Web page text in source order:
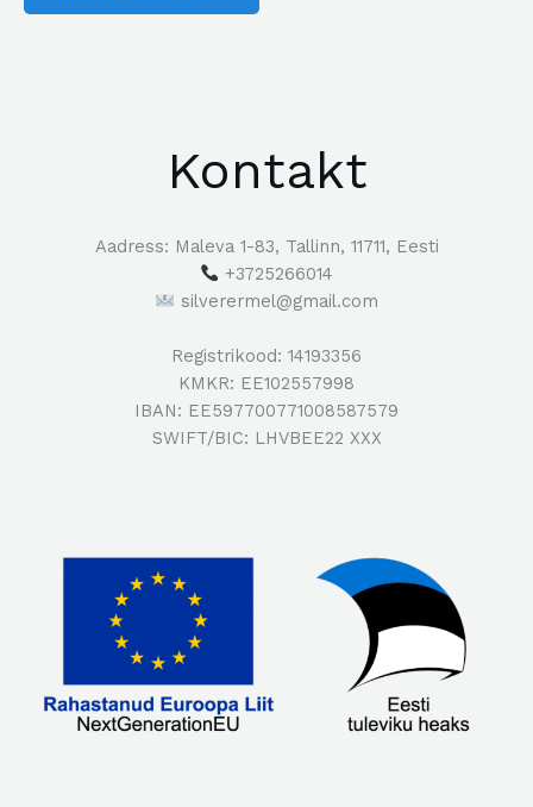
Kontakt
Aadress: Maleva 1-83, Tallinn, 11711, Eesti
+3725266014
silverermel@gmail.com
Registrikood: 14193356
KMKR: EE102557998
IBAN: EE597700771008587579
SWIFT/BIC: LHVBEE22 XXX